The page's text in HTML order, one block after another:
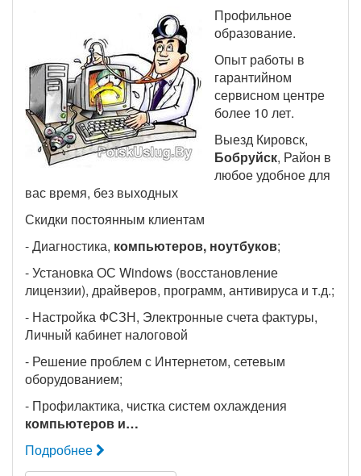
Профильное
образование.
Опыт работы в
гарантийном
сервисном центре
более 10 лет.
Выезд Кировск,
Бобруйск, Район в
любое удобное для
вас время, без выходных
Скидки постоянным клиентам
- Диагностика, компьютеров, ноутбуков;
- Установка ОС Windows (восстановление
лицензии), драйверов, программ, антивируса и т.д.;
- Настройка ФСЗН, Электронные счета фактуры,
Личный кабинет налоговой
- Решение проблем с Интернетом, сетевым
оборудованием;
- Профилактика, чистка систем охлаждения
компьютеров и…
Подробнее